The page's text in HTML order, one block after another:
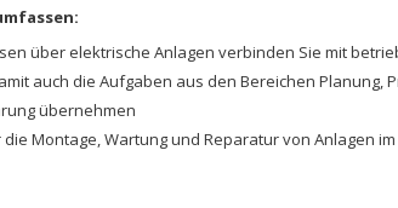
über elektrische Anlagen verbinden Sie mit
auch die Aufgaben aus den Bereichen Planung,
übernehmen
die Montage, Wartung und Reparatur von Anlagen